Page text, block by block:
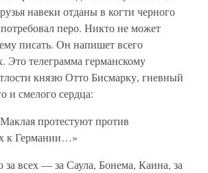
навеки отданы в когти черного
перо. Никто не может
писать. Он напишет всего
Это телеграмма германскому
князю Отто Бисмарку, гневный
и смелого сердца:
протестуют против
к Германии…»
за всех — за Саула, Бонема, Каина, за